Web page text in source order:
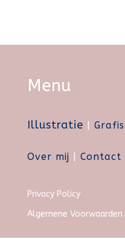
Menu
Illustratie |
Over mij | Contact
Privacy Policy
Algemene Voorwaarden